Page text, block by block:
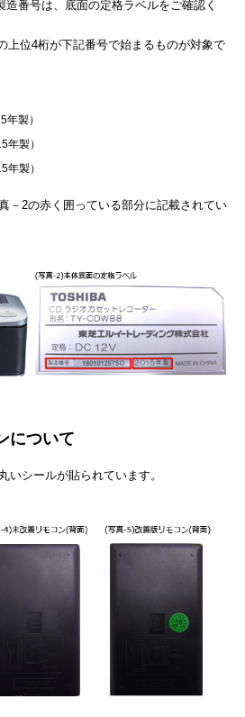
造番号は、底面の定格ラベルをご確認く
上位4桁が下記番号で始まるものが対象で
製）
年製）
年製）
－2の赤く囲っている部分に記載されてい
について
いシールが貼られています。